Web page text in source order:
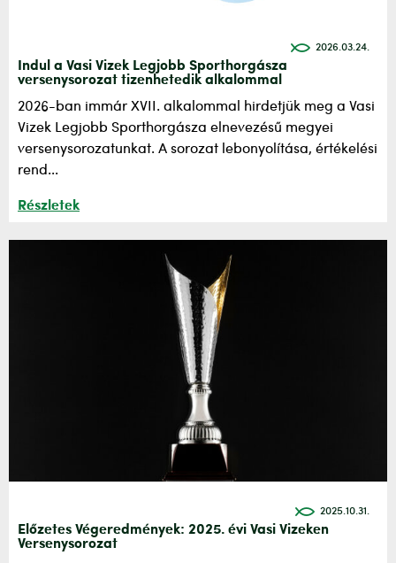
2026.03.24.
Indul a Vasi Vizek Legjobb Sporthorgásza
versenysorozat tizenhetedik alkalommal
2026-ban immár XVII. alkalommal hirdetjük meg a Vasi
Vizek Legjobb Sporthorgásza elnevezésű megyei
versenysorozatunkat. A sorozat lebonyolítása, értékelési
rend...
Részletek
2025.10.31.
Előzetes Végeredmények: 2025. évi Vasi Vizeken
Versenysorozat